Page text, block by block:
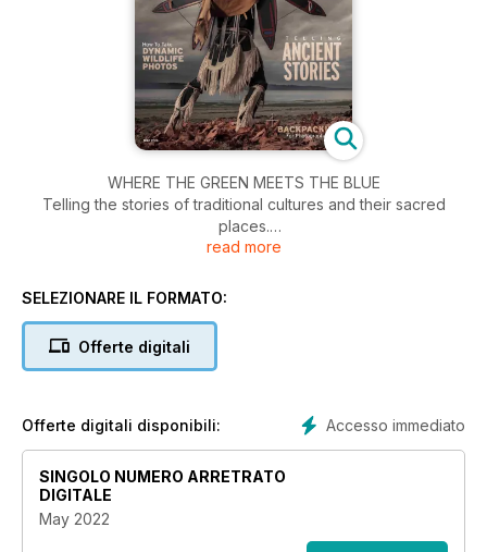
WHERE THE GREEN MEETS THE BLUE
Telling the stories of traditional cultures and their sacred
places.
Ways to create wildlife photographs that express more than
BACKPACKING FOR PHOTOGRAPHERS
read more
SELEZIONARE IL FORMATO:
Offerte digitali
Accesso immediato
Offerte digitali disponibili:
SINGOLO NUMERO ARRETRATO
DIGITALE
May 2022